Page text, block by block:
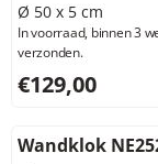
Ø 50 x 5 cm
In voorraad, binnen 3
verzonden.
Prijs: 129,00,
€129,00
Wandklok